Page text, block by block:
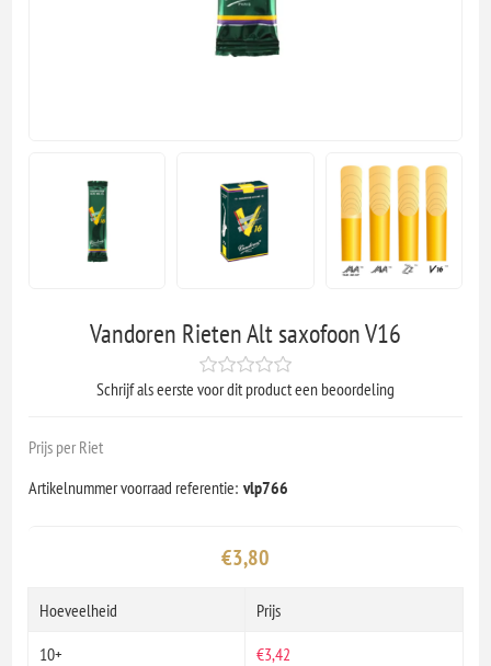
Vandoren Rieten Alt saxofoon V16
Schrijf als eerste voor dit product een beoordeling
Prijs per Riet
Artikelnummer voorraad referentie: vlp766
€3,80
Hoeveelheid
10+
Prijs
€3,42